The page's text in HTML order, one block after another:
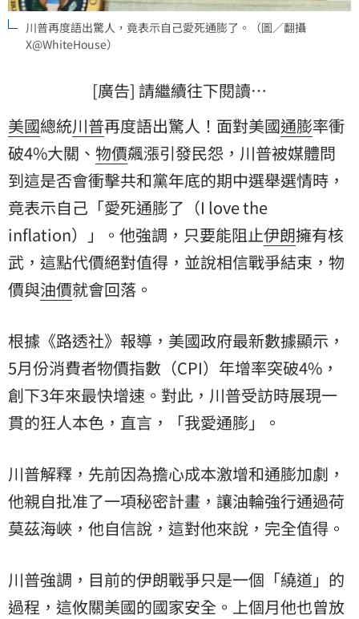
川普再度語出驚人，竟表示自己愛死通膨了。（圖／翻攝
X@WhiteHouse）
[廣告] 請繼續往下閱讀…
美國總統川普再度語出驚人！面對美國通膨率衝
破4%大關、 物價飆漲引發民怨，川普被媒體問
到這是否會衝擊共和黨年底的期中選舉選情時，
竟表示自己「愛死通膨了（I love the
inflation）」。他強調，只要能阻止伊朗擁有核
武，這點代價絕對值得，並說相信戰爭結束，物
價與油價就會回落。
根據《路透社》報導，美國政府最新數據顯示，
5月份消費者物價指數（CPI）年增率突破4%，
創下3年來最快增速。對此，川普受訪時展現一
貫的狂人本色，直言，「我愛通膨」。
川普解釋，先前因為擔心成本激增和通膨加劇，
他親自批准了一項秘密計畫，讓油輪強行通過荷
莫茲海峽，他自信說，這對他來說，完全值得。
川普強調，目前的伊朗戰爭只是一個「繞道」的
過程，這攸關美國的國家安全。上個月他也曾放